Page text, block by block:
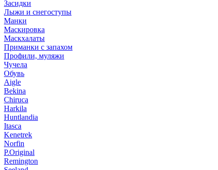
Засидки
Лыжи и снегоступы
Манки
Маскировка
Маскхалаты
Приманки с запахом
Профили, муляжи
Чучела
Обувь
Aigle
Bekina
Chiruсa
Harkila
Huntlandia
Itasca
Kenetrek
Norfin
P.Original
Remington